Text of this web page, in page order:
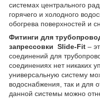
системах центрального
горячего и холодного
обогрева поверхностей и
Фитинги для
запрессовки Slide-Fit –
соединений для
соединениях нет никаких
универсальную систему
водоснабжения, так и для
данной системы можно